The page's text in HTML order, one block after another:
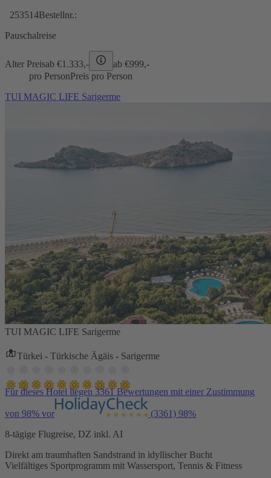
253514Bestellnr.:
Pauschalreise
Alter Preisab €1.333,- ab €999,-
pro PersonPreis pro Person
TUI MAGIC LIFE Sarigerme
TUI MAGIC LIFE Sarigerme
Türkei - Türkische Ägäis - Sarigerme
Für dieses Hotel liegen 3361 Bewertungen mit einer Zustimmung
von 98% vor (3361) 98%
8-tägige Flugreise, DZ inkl. AI
Direkt am traumhaften Sandstrand in idyllischer Bucht
Vielfältiges Sportprogramm mit Wassersport, Tennis & Fitness